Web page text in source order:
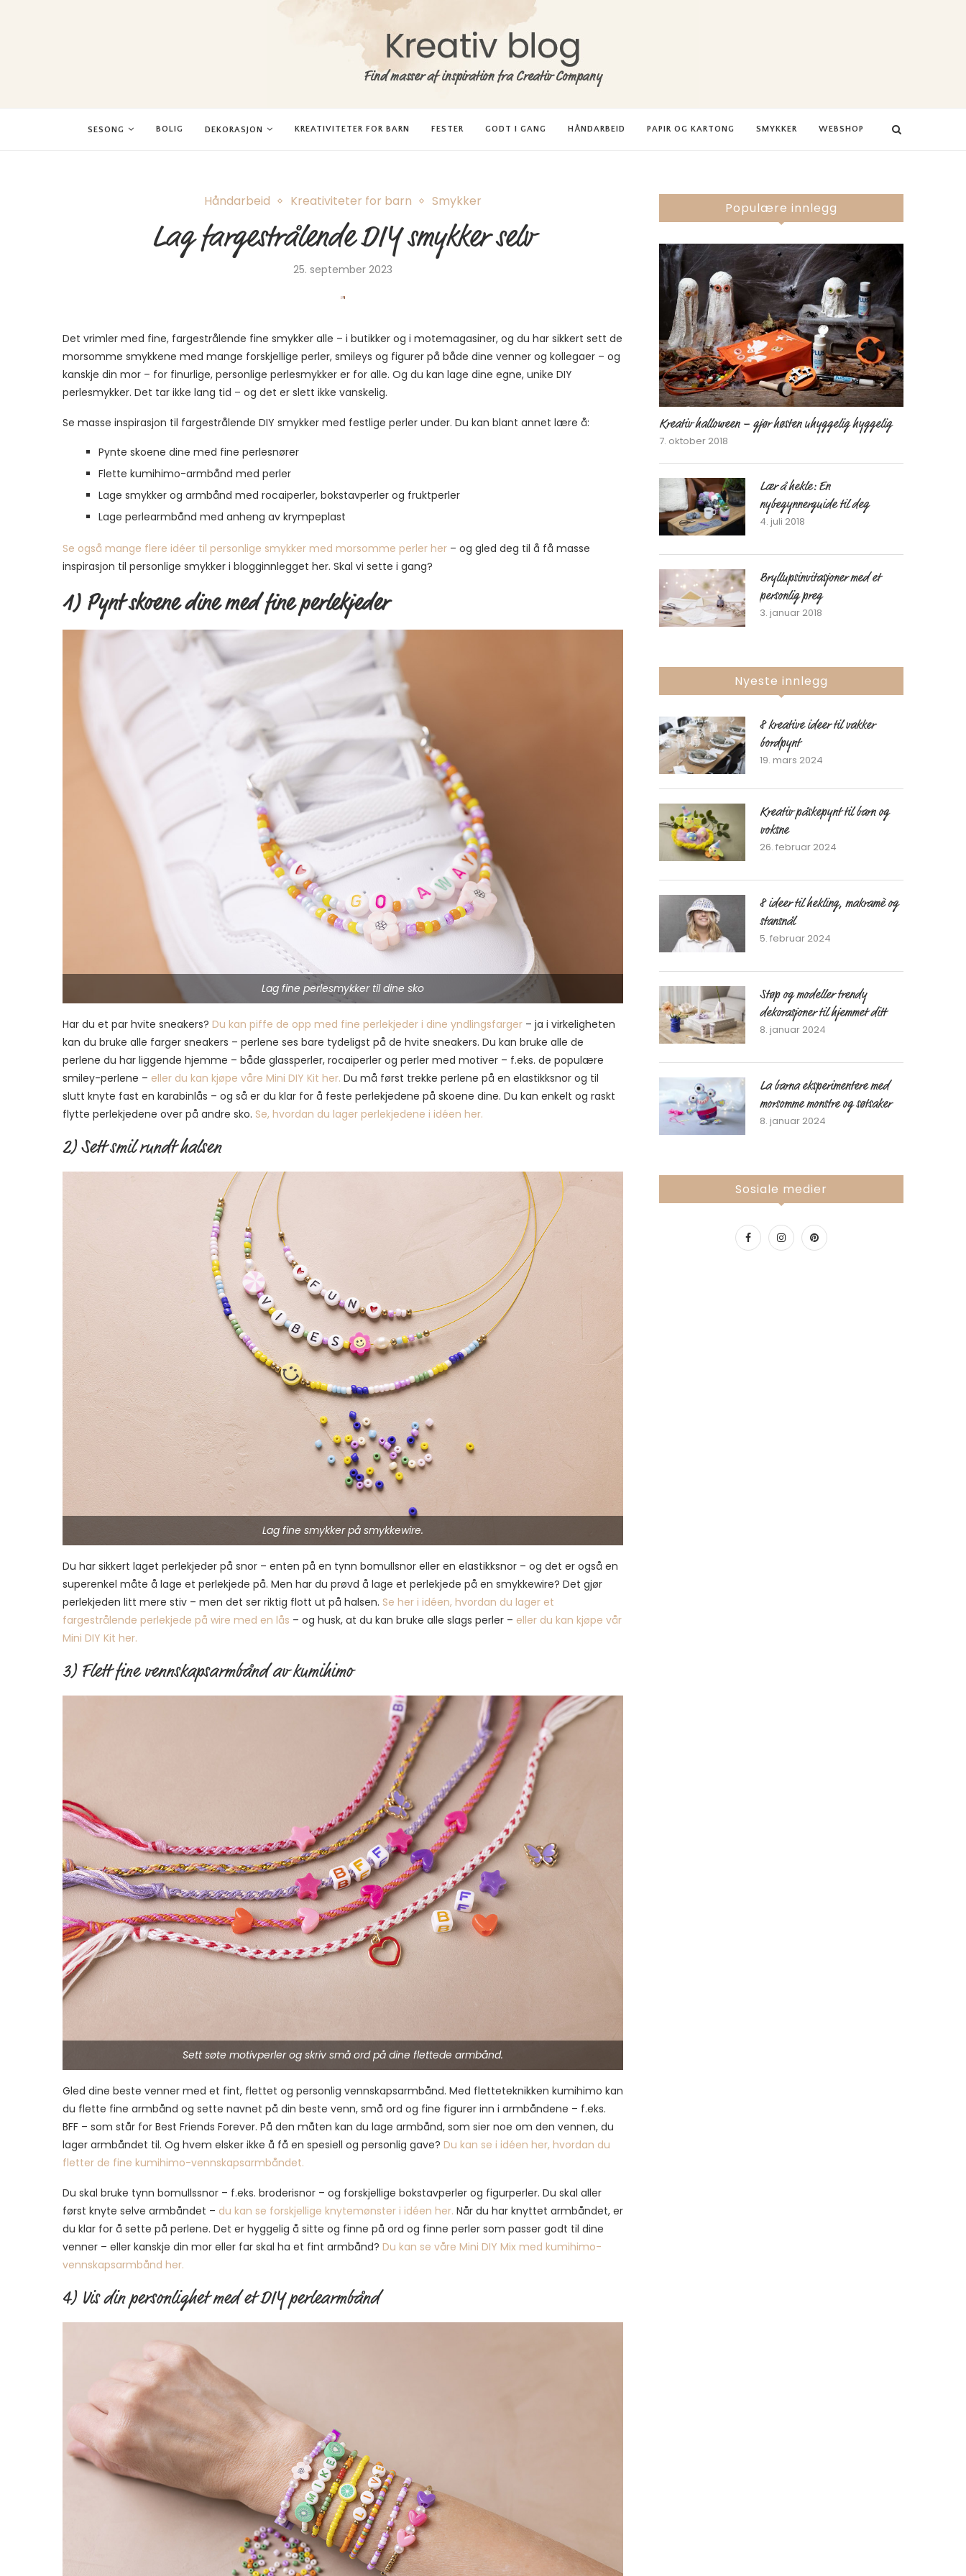
SESONG BOLIG DEKORASJON KREATIVITETER FOR BARN FESTER GODT I GANG HÅNDARBEID PAPIR OG KARTONG SMYKKER WEBSHOP
Håndarbeid Kreativiteter for barn Smykker
Lag fargestrålende DIY smykker selv
25. september 2023
Det vrimler med fine, fargestrålende fine smykker alle – i butikker og i motemagasiner, og du har sikkert sett de
morsomme smykkene med mange forskjellige perler, smileys og figurer på både dine venner og kollegaer – og
kanskje din mor – for finurlige, personlige perlesmykker er for alle. Og du kan lage dine egne, unike DIY
perlesmykker. Det tar ikke lang tid – og det er slett ikke vanskelig.
Se masse inspirasjon til fargestrålende DIY smykker med festlige perler under. Du kan blant annet lære å:
Pynte skoene dine med fine perlesnører
Flette kumihimo-armbånd med perler
Lage smykker og armbånd med rocaiperler, bokstavperler og fruktperler
Lage perlearmbånd med anheng av krympeplast
Se også mange flere idéer til personlige smykker med morsomme perler her – og gled deg til å få masse
inspirasjon til personlige smykker i blogginnlegget her. Skal vi sette i gang?
1) Pynt skoene dine med fine perlekjeder
Lag fine perlesmykker til dine sko
Har du et par hvite sneakers? Du kan piffe de opp med fine perlekjeder i dine yndlingsfarger – ja i virkeligheten
kan du bruke alle farger sneakers – perlene ses bare tydeligst på de hvite sneakers. Du kan bruke alle de
perlene du har liggende hjemme – både glassperler, rocaiperler og perler med motiver – f.eks. de populære
smiley-perlene – eller du kan kjøpe våre Mini DIY Kit her. Du må først trekke perlene på en elastikksnor og til
slutt knyte fast en karabinlås – og så er du klar for å feste perlekjedene på skoene dine. Du kan enkelt og raskt
flytte perlekjedene over på andre sko. Se, hvordan du lager perlekjedene i idéen her.
2) Sett smil rundt halsen
Lag fine smykker på smykkewire.
Du har sikkert laget perlekjeder på snor – enten på en tynn bomullsnor eller en elastikksnor – og det er også en
superenkel måte å lage et perlekjede på. Men har du prøvd å lage et perlekjede på en smykkewire? Det gjør
perlekjeden litt mere stiv – men det ser riktig flott ut på halsen. Se her i idéen, hvordan du lager et
fargestrålende perlekjede på wire med en lås – og husk, at du kan bruke alle slags perler – eller du kan kjøpe vår
Mini DIY Kit her.
3) Flett fine vennskapsarmbånd av kumihimo
Sett søte motivperler og skriv små ord på dine flettede armbånd.
Gled dine beste venner med et fint, flettet og personlig vennskapsarmbånd. Med fletteteknikken kumihimo kan
du flette fine armbånd og sette navnet på din beste venn, små ord og fine figurer inn i armbåndene – f.eks.
BFF – som står for Best Friends Forever. På den måten kan du lage armbånd, som sier noe om den vennen, du
lager armbåndet til. Og hvem elsker ikke å få en spesiell og personlig gave? Du kan se i idéen her, hvordan du
fletter de fine kumihimo-vennskapsarmbåndet.
Du skal bruke tynn bomullssnor – f.eks. broderisnor – og forskjellige bokstavperler og figurperler. Du skal aller
først knyte selve armbåndet – du kan se forskjellige knytemønster i idéen her. Når du har knyttet armbåndet, er
du klar for å sette på perlene. Det er hyggelig å sitte og finne på ord og finne perler som passer godt til dine
venner – eller kanskje din mor eller far skal ha et fint armbånd? Du kan se våre Mini DIY Mix med kumihimo-
vennskapsarmbånd her.
4) Vis din personlighet med et DIY perlearmbånd
Populære innlegg
Kreativ halloween – gjør høsten uhyggelig hyggelig
7. oktober 2018
Lær å hekle: En
nybegynnerguide til deg
4. juli 2018
Bryllupsinvitasjoner med et
personlig preg
3. januar 2018
Nyeste innlegg
8 kreative ideer til vakker
bordpynt
19. mars 2024
Kreativ påskepynt til barn og
voksne
26. februar 2024
8 ideer til hekling, makramè og
stansnål
5. februar 2024
Støp og modeller trendy
dekorasjoner til hjemmet ditt
8. januar 2024
La barna eksperimentere med
morsomme monstre og søtsaker
8. januar 2024
Sosiale medier